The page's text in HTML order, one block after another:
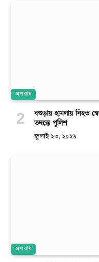
অপরাধ
বগুড়ায় হামলায় নিহত
তদন্তে পুলিশ
জুলাই ২৩, ২০২৬
অপরাধ